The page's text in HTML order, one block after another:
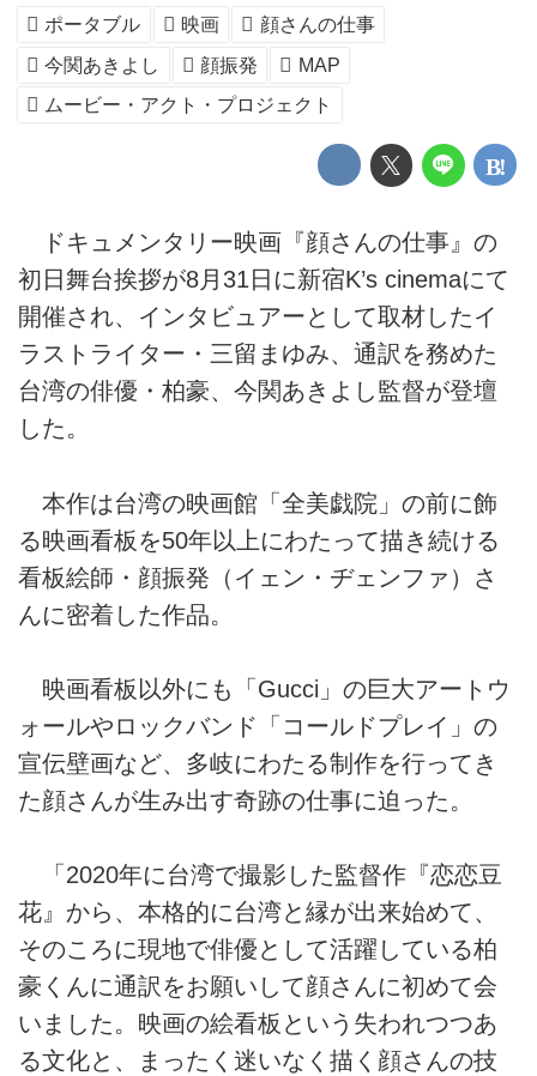
ポータブル 映画
顔さんの仕事
今関あきよし
顔振発
MAP
ムービー・アクト・プロジェクト
ドキュメンタリー映画『顔さんの仕事』の
初日舞台挨拶が8月31日に新宿K’s cinemaにて
開催され、インタビュアーとして取材したイ
ラストライター・三留まゆみ、通訳を務めた
台湾の俳優・柏豪、今関あきよし監督が登壇
した。
本作は台湾の映画館「全美戯院」の前に飾
る映画看板を50年以上にわたって描き続ける
看板絵師・顔振発（イェン・ヂェンファ）さ
んに密着した作品。
映画看板以外にも「Gucci」の巨大アートウ
ォールやロックバンド「コールドプレイ」の
宣伝壁画など、多岐にわたる制作を行ってき
た顔さんが生み出す奇跡の仕事に迫った。
「2020年に台湾で撮影した監督作『恋恋豆
花』から、本格的に台湾と縁が出来始めて、
そのころに現地で俳優として活躍している柏
豪くんに通訳をお願いして顔さんに初めて会
いました。映画の絵看板という失われつつあ
る文化と、まったく迷いなく描く顔さんの技